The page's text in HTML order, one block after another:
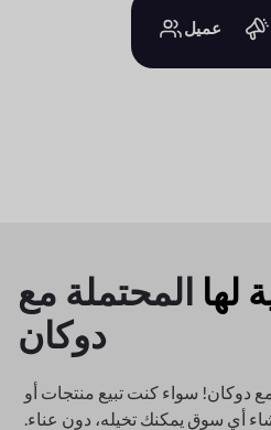
عميل
لها المحتملة مع
دوكان
دوكان! سواء كنت تبيع منتجات أو
أي سوق يمكنك تخيله، دون عناء.